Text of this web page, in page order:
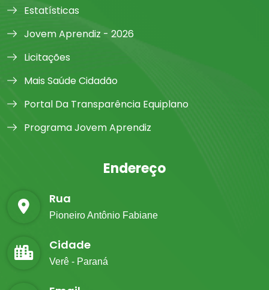
Estatísticas
Jovem Aprendiz - 2026
Licitações
Mais Saúde Cidadão
Portal Da Transparência Equiplano
Programa Jovem Aprendiz
Endereço
Rua
Pioneiro Antônio Fabiane
Cidade
Verê - Paraná